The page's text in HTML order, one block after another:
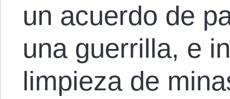
un acuerdo de
una guerrilla, e
limpieza de